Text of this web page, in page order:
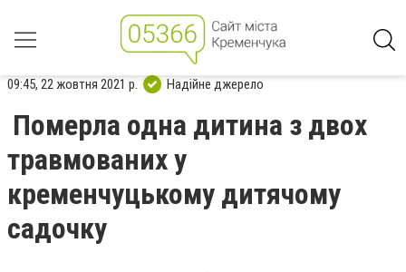
09:45, 22 жовтня 2021 р. Надійне джерело
Померла одна дитина з двох
травмованих у
кременчуцькому дитячому
садочку